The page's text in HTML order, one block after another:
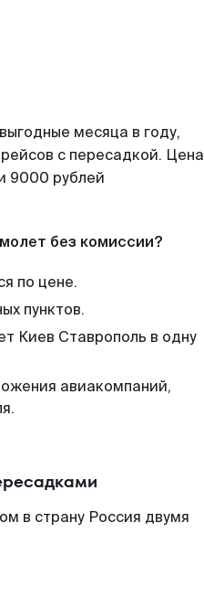
месяца в году,
с пересадкой. Цена
9000 рублей
без комиссии?
по цене.
пунктов.
Киев Ставрополь в одну
авиакомпаний,
в страну Россия двумя